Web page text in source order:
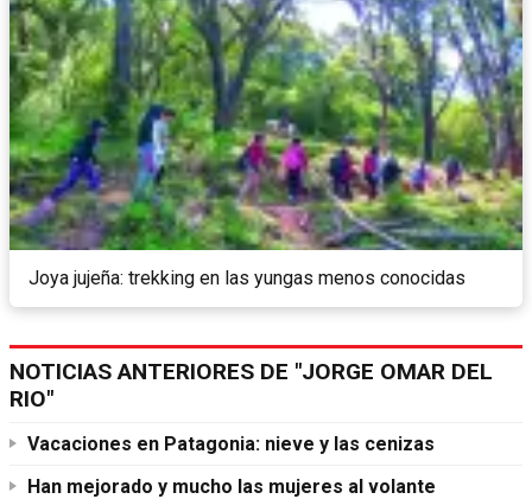
Joya jujeña: trekking en las yungas menos conocidas
NOTICIAS ANTERIORES DE "JORGE OMAR DEL
RIO"
Vacaciones en Patagonia: nieve y las cenizas
Han mejorado y mucho las mujeres al volante